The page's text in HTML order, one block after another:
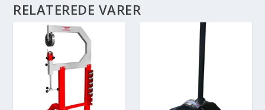
RELATEREDE VARER